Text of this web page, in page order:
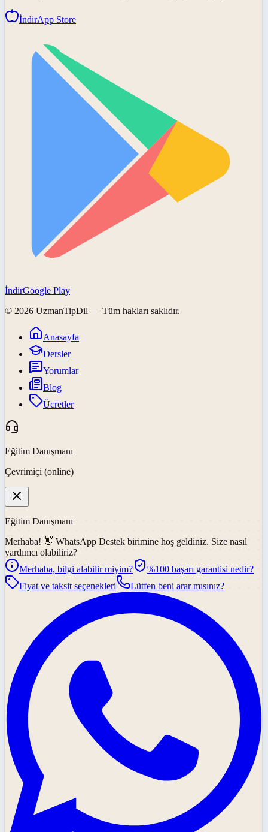
İndirApp Store
İndirGoogle Play
© 2026 UzmanTipDil — Tüm hakları saklıdır.
Anasayfa
Dersler
Yorumlar
Blog
Ücretler
Eğitim Danışmanı
Çevrimiçi (online)
Eğitim Danışmanı
Merhaba! 👋 WhatsApp Destek birimine hoş geldiniz. Size nasıl
yardımcı olabiliriz?
Merhaba, bilgi alabilir miyim?
%100 başarı garantisi nedir?
Fiyat ve taksit seçenekleri
Lütfen beni arar mısınız?